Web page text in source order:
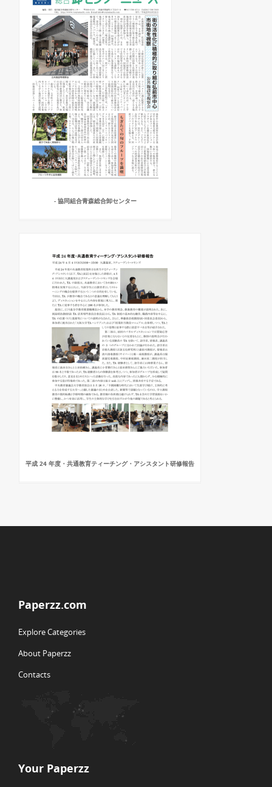
- 協同組合青森総合卸センター
平成 24 年度・共通教育ティーチング・アシスタント研修報告
Paperzz.com
Explore Categories
About Paperzz
Contacts
Your Paperzz